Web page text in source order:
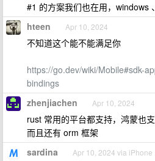
#1 的方案我们也在用，windows
hteen Apr 10, 2024
不知道这个能不能满足你
https://go.dev/wiki/Mobile#sdk-
bindings
zhenjiachen Apr 10, 2024
rust 常用的平台都支持，鸿蒙也
而且还有 orm 框架
sardina Apr 10, 2024 via iPhone